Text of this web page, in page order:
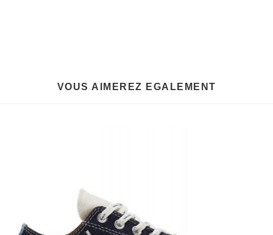
VOUS AIMEREZ EGALEMENT